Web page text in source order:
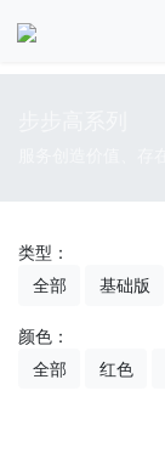
类型：
全部
基础版
颜色：
全部
红色